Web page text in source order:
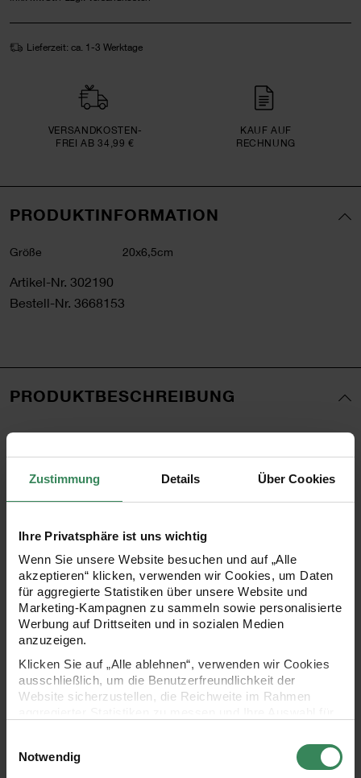
Zustimmung Details Über Cookies
Ihre Privatsphäre ist uns wichtig
Wenn Sie unsere Website besuchen und auf „Alle
akzeptieren“ klicken, verwenden wir Cookies, um Daten
für aggregierte Statistiken über unsere Website und
Marketing-Kampagnen zu sammeln sowie personalisierte
Werbung auf Drittseiten und in sozialen Medien
anzuzeigen.
Klicken Sie auf „Alle ablehnen“, verwenden wir Cookies
ausschließlich, um die Benutzerfreundlichkeit der
Website sicherzustellen, die Reichweite im Rahmen
Ihre Einwilligung ist freiwillig und kann jederzeit über den
Link „Cookie-Einstellungen“ im Fußbereich der Seite
Notwendig
Lieferzeit: ca. 1-3 Werktage
VERSAND­KOSTEN­
FREI AB 34,99 €
KAUF AUF
RECHNUNG
PRODUKTINFORMATION
Größe 20x6,5cm
Artikel-Nr. 302190
Bestell-Nr. 3668153
PRODUKTBESCHREIBUNG
Ein Hauch von Romantik und Stil begleitet den Alltag mit
dem Etui mit Rosenaufdruck. Dieses elegante Accessoire
überzeugt mit seinem floralen Design und den vielseitigen
Aufbewahrung für Schreibwaren oder Schutz für die Brille –
das Etui vereint Schönheit und Funktionalität auf ideale
Weise.Hochwertige Materialien und die präzise
Verarbeitung versprechen Langlebigkeit und Eleganz. Ein
charmantes Accessoire für den täglichen Gebrauch.
- ideal für Aufbewahrungen
- Maße: 20 x 6,5 cm
- Motiv: Rosenaufdruck